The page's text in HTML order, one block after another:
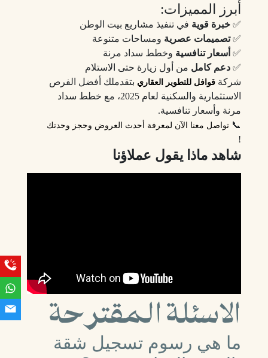
أبرز المميزات:
✅ خبرة قوية في تنفيذ مشاريع بيت الوطن
✅تصميمات عصرية ومساحات متنوعة
✅ أسعار تنافسية وخطط سداد مرنة
✅ دعم كامل من أول زيارة حتى الاستلام
شركة قوافل للتطوير العقاري بتقدملك أفضل الفرص
الاستثمارية والسكنية لعام 2025، مع خطط سداد
مرنة وأسعار تنافسية.
📞 تواصل معنا الآن لمعرفة أحدث العروض وحجز وحدتك
!
شاهد ماذا يقول عملاؤنا
الاسئلة المقترحة
ما هي رسوم تسجيل شقة